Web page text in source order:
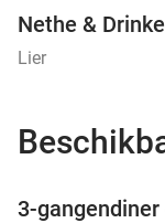
Nethe & Drinke
Lier
3-